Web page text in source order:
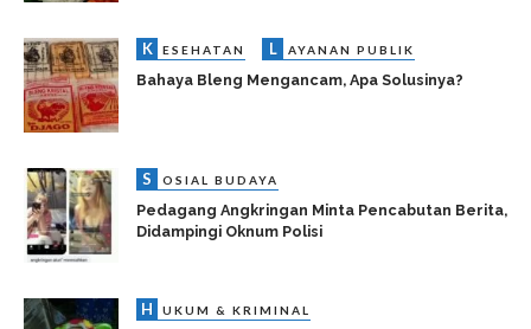
K ESEHATAN L AYANAN PUBLIK
Bahaya Bleng Mengancam, Apa Solusinya?
S OSIAL BUDAYA
Pedagang Angkringan Minta Pencabutan Berita,
Didampingi Oknum Polisi
H UKUM & KRIMINAL